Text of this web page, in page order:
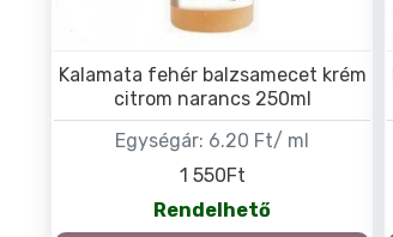
Egységár: 6.20 Ft/ ml
Kalamata fehér balzsamecet krém
citrom narancs 250ml
1 550Ft
Rendelhető